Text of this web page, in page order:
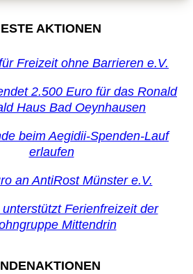
AKTIONEN
Freizeit ohne Barrieren e.V.
2.500 Euro für das Ronald
Haus Bad Oeynhausen
beim Aegidii-Spenden-Lauf
erlaufen
an AntiRost Münster e.V.
Ferienfreizeit der
Mittendrin